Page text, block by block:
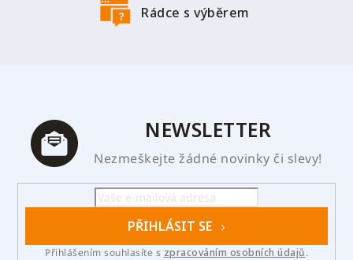
s
Rádce s výběrem
NEWSLETTER
Nezmeškejte žádné novinky či slevy!
PŘIHLÁSIT SE
Přihlášením souhlasíte s zpracováním osobních údajů.